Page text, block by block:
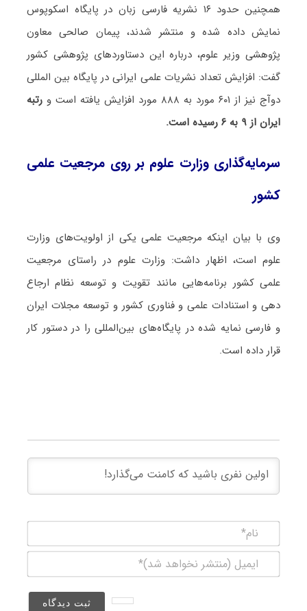
همچنین حدود ۱۶ نشریه فارسی زبان در پایگاه اسکوپوس
نمایش داده شده و منتشر شدند، پیمان صالحی معاون
پژوهشی وزیر علوم، درباره این دستاوردهای پژوهشی کشور
گفت: افزایش تعداد نشریات علمی ایرانی در پایگاه بین المللی
دوآج نیز از ۶۰۱ مورد به ۸۸۸ مورد افزایش یافته است و
رتبه
ایران از ۹ به ۶ رسیده است.
سرمایه‌گذاری وزارت علوم بر روی مرجعیت علمی
کشور
وی با بیان اینکه مرجعیت علمی یکی از اولویت‌های وزارت
علوم است، اظهار داشت: وزارت علوم در راستای مرجعیت
علمی کشور برنامه‌هایی مانند تقویت و توسعه نظام ارجاع
دهی و استنادات علمی و فناوری کشور و توسعه مجلات ایران
و فارسی نمایه شده در پایگاه‌های بین‌المللی را در دستور کار
قرار داده است.
(منتشر